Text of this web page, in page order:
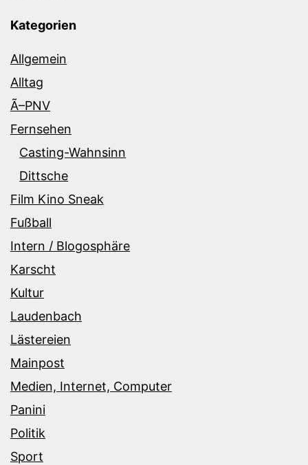
Kategorien
Allgemein
Alltag
Ã–PNV
Fernsehen
Casting-Wahnsinn
Dittsche
Film Kino Sneak
Fußball
Intern / Blogosphäre
Karscht
Kultur
Laudenbach
Lästereien
Mainpost
Medien, Internet, Computer
Panini
Politik
Sport